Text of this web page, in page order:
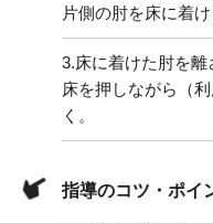
片側の肘を床に着け
3.床に着けた肘を離
床を押しながら（
く。
指導のコツ・ポイ